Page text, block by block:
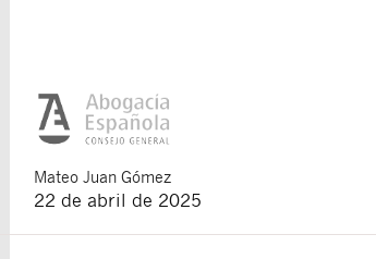
Mateo Juan Gómez
22 de abril de 2025
Cerrar